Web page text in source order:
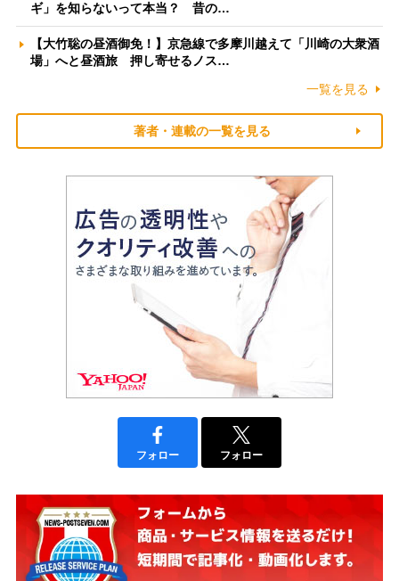
ギ」を知らないって本当？ 昔の…
【大竹聡の昼酒御免！】京急線で多摩川越えて「川崎の大衆酒
場」へと昼酒旅 押し寄せるノス…
一覧を見る
著者・連載の一覧を見る
フォロー フォロー